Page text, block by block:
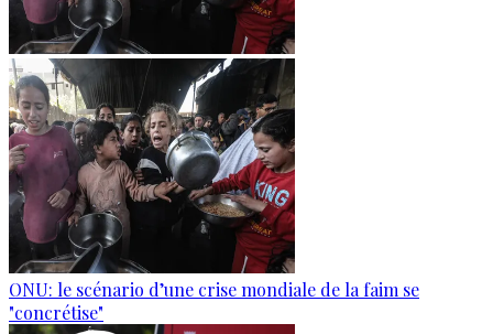
ONU: le scénario d’une crise mondiale de la faim se
"concrétise"